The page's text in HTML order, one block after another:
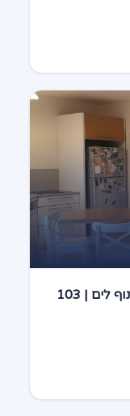
מיני פנטהאוז למכירה בנורדאו נתניה | נוף לים | 103